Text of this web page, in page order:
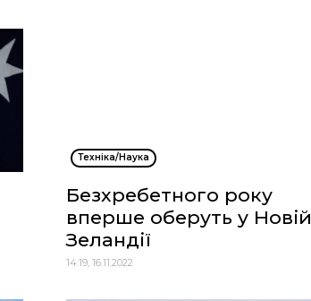
Техніка/Наука
Безхребетного року
вперше оберуть у Новій
Зеландії
14:19, 16.11.2022